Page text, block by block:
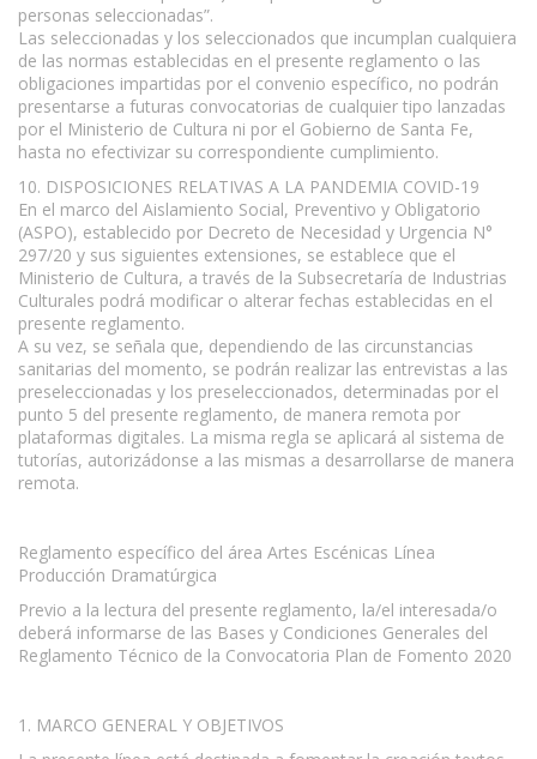
personas seleccionadas”.
Las seleccionadas y los seleccionados que incumplan cualquiera
de las normas establecidas en el presente reglamento o las
obligaciones impartidas por el convenio específico, no podrán
presentarse a futuras convocatorias de cualquier tipo lanzadas
por el Ministerio de Cultura ni por el Gobierno de Santa Fe,
hasta no efectivizar su correspondiente cumplimiento.
10. DISPOSICIONES RELATIVAS A LA PANDEMIA COVID-19
En el marco del Aislamiento Social, Preventivo y Obligatorio
(ASPO), establecido por Decreto de Necesidad y Urgencia N°
297/20 y sus siguientes extensiones, se establece que el
Ministerio de Cultura, a través de la Subsecretaría de Industrias
Culturales podrá modificar o alterar fechas establecidas en el
presente reglamento.
A su vez, se señala que, dependiendo de las circunstancias
sanitarias del momento, se podrán realizar las entrevistas a las
preseleccionadas y los preseleccionados, determinadas por el
punto 5 del presente reglamento, de manera remota por
plataformas digitales. La misma regla se aplicará al sistema de
tutorías, autorizádonse a las mismas a desarrollarse de manera
remota.
Reglamento específico del área Artes Escénicas Línea
Producción Dramatúrgica
Previo a la lectura del presente reglamento, la/el interesada/o
deberá informarse de las Bases y Condiciones Generales del
Reglamento Técnico de la Convocatoria Plan de Fomento 2020
1. MARCO GENERAL Y OBJETIVOS